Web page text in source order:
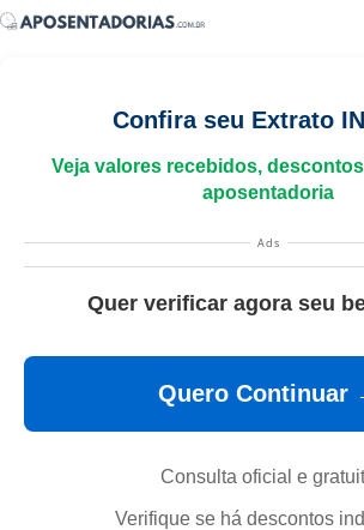
Pular
para
Confira seu Extrato
Veja valores recebidos,
aposentadoria
Ads
Quer verificar agora seu
Quero Continuar
Consulta oficial e
Verifique se há descontos